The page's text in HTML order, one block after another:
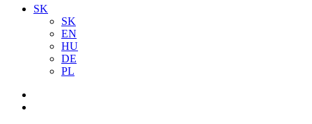
SK
SK
EN
HU
DE
PL